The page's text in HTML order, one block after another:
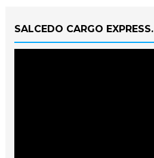
SALCEDO CARGO EXPRESS.